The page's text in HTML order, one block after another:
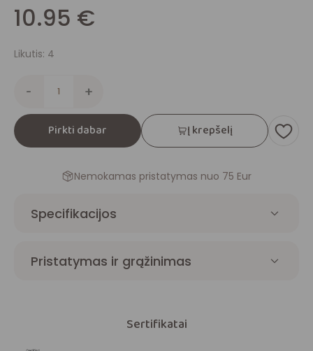
10.95 €
Likutis: 4
- +
Pirkti dabar Į krepšelį
Nemokamas pristatymas nuo 75 Eur
Specifikacijos
Pristatymas ir grąžinimas
Sertifikatai